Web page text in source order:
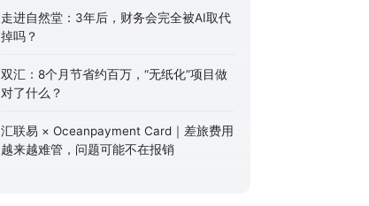
走进自然堂：3年后，财务会完全被AI取代
掉吗？
双汇：8个月节省约百万，“无纸化”项目做
对了什么？
汇联易 × Oceanpayment Card｜差旅费用
越来越难管，问题可能不在报销